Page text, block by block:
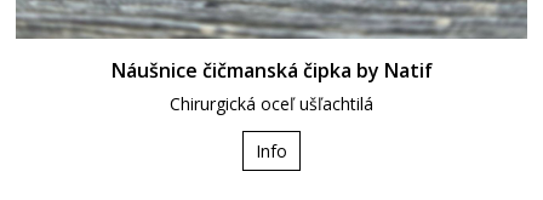
Náušnice čičmanská čipka by Natif
Chirurgická oceľ ušľachtilá
Info